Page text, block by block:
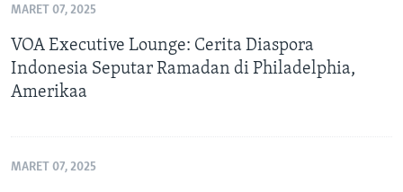
MARET 07, 2025
VOA Executive Lounge: Cerita Diaspora
Indonesia Seputar Ramadan di Philadelphia,
Amerikaa
MARET 07, 2025